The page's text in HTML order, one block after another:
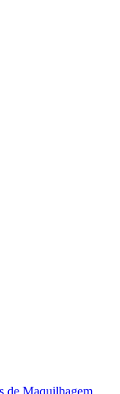
de Maquilhagem